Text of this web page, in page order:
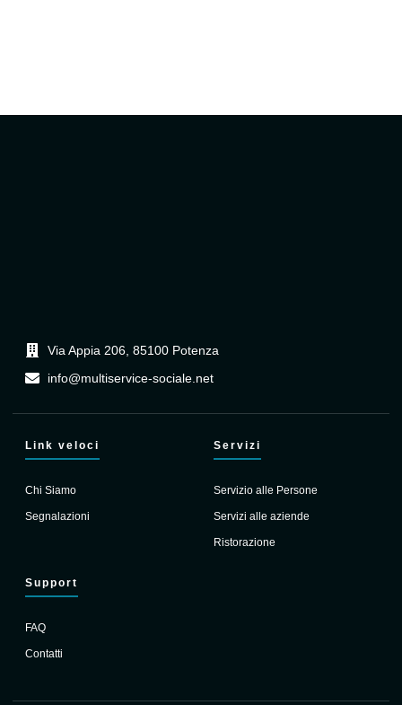
Via Appia 206, 85100 Potenza
info@multiservice-sociale.net
Link veloci
Chi Siamo
Segnalazioni
Servizi
Servizio alle Persone
Servizi alle aziende
Ristorazione
Support
FAQ
Contatti